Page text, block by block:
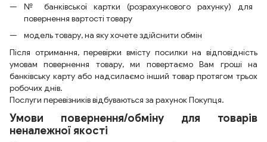
№ банківської картки (розрахункового рахунку) для
повернення вартості товару
модель товару, на яку хочете здійснити обмін
Після отримання, перевірки вмісту посилки на відповідність
умовам повернення товару, ми повертаємо Вам гроші на
банківську карту або надсилаємо інший товар протягом трьох
робочих днів.
Послуги перевізників відбуваються за рахунок Покупця.
Умови повернення/обміну для товарів
неналежної якості